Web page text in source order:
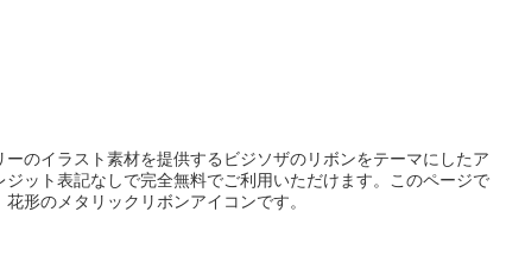
のイラスト素材を提供するビジソザのリボンをテーマにしたア
ット表記なしで完全無料でご利用いただけます。このページで
形のメタリックリボンアイコンです。